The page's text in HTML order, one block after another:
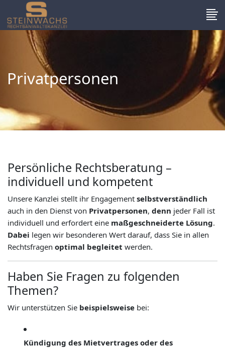
Privatpersonen
Persönliche Rechtsberatung –
individuell und kompetent
Unsere Kanzlei stellt ihr Engagement selbstverständlich
auch in den Dienst von Privatpersonen, denn jeder Fall ist
individuell und erfordert eine maßgeschneiderte Lösung.
Dabei legen wir besonderen Wert darauf, dass Sie in allen
Rechtsfragen optimal begleitet werden.
Haben Sie Fragen zu folgenden
Themen?
Wir unterstützen Sie beispielsweise bei:
Kündigung des Mietvertrages oder des